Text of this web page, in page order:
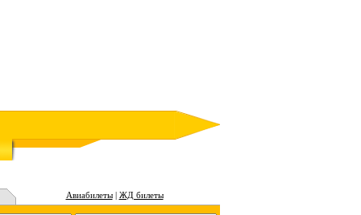
Авиабилеты| ЖД билеты